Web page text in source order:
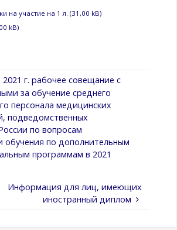
на участие на 1 л.
2021 г. рабочее совещание с
за обучение среднего
персонала медицинских
подведомственных
по вопросам
обучения по дополнительным
программам в 2021
Информация для лиц, имеющих
иностранный диплом